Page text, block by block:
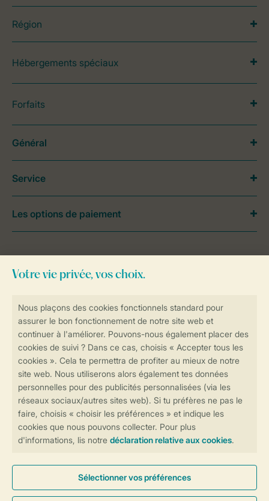
Plus d’infos et préférences
Réservations en ligne rapides et sécurisées
Transmission sécurisée des données
Paiement sécurisé
Région
Hébergements spéciaux
Forfaits
contactez notreContact Center.
Général
Service
Les options de paiement